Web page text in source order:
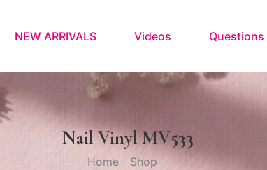
NEW ARRIVALS Videos
Nail Vinyl MV533
Home / Shop /